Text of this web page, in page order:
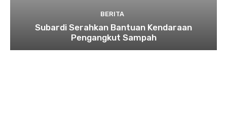
BERITA
Subardi Serahkan Bantuan Kendaraan
Pengangkut Sampah